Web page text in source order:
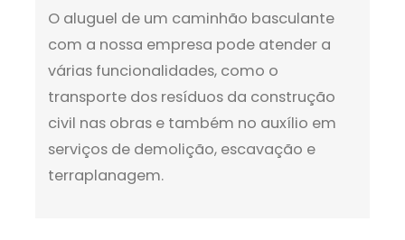
O aluguel de um caminhão basculante
com a nossa empresa pode atender a
várias funcionalidades, como o
transporte dos resíduos da construção
civil nas obras e também no auxílio em
serviços de demolição, escavação e
terraplanagem.